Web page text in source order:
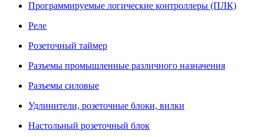
Программируемые логические контроллеры (ПЛК)
Реле
Розеточный таймер
Разъемы промышленные различного назначения
Разъемы силовые
Удлинители, розеточные блоки, вилки
Настольный розеточный блок